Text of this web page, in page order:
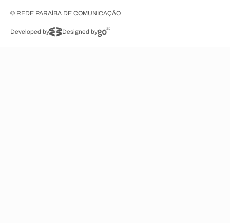
© REDE PARAÍBA DE COMUNICAÇÃO
Developed by Designed by